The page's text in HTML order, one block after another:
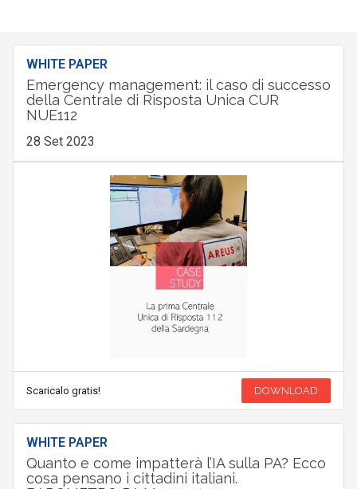
WHITE PAPER
Emergency management: il caso di successo
della Centrale di Risposta Unica CUR
NUE112
28 Set 2023
Scaricalo gratis! DOWNLOAD
WHITE PAPER
Quanto e come impatterà l’IA sulla PA? Ecco
cosa pensano i cittadini italiani.